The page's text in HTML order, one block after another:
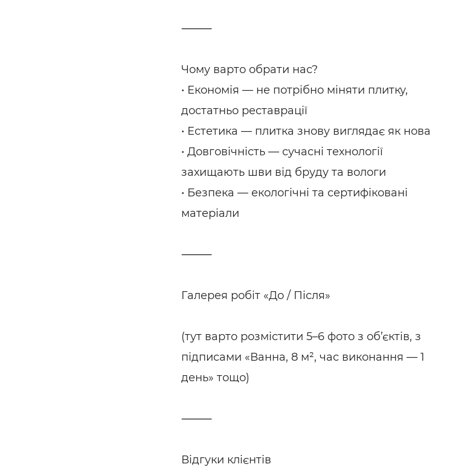
⸻
Чому варто обрати нас?
• Економія — не потрібно міняти плитку,
достатньо реставрації
• Естетика — плитка знову виглядає як нова
• Довговічність — сучасні технології
захищають шви від бруду та вологи
• Безпека — екологічні та сертифіковані
матеріали
⸻
Галерея робіт «До / Після»
(тут варто розмістити 5–6 фото з об’єктів, з
підписами «Ванна, 8 м², час виконання — 1
день» тощо)
⸻
Відгуки клієнтів